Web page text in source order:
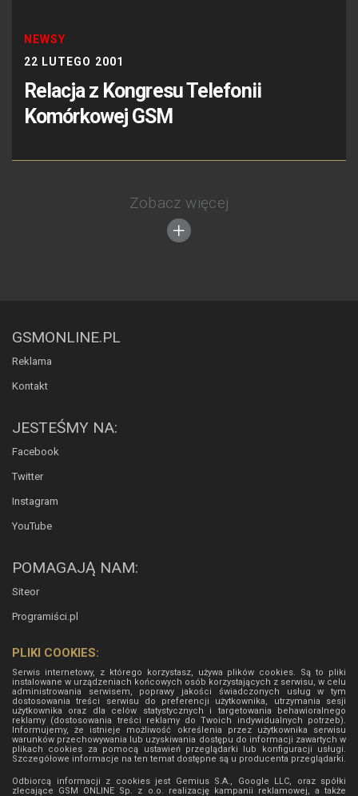
NEWSY
22 LUTEGO 2001
Relacja z Kongresu Telefonii
Komórkowej GSM
Zobacz więcej
GSMONLINE.PL
Reklama
Kontakt
JESTEŚMY NA:
Facebook
Twitter
Instagram
YouTube
POMAGAJĄ NAM:
Siteor
Programiści.pl
PLIKI COOKIES:
Serwis internetowy, z którego korzystasz, używa plików cookies. Są to pliki
instalowane w urządzeniach końcowych osób korzystających z serwisu, w celu
administrowania serwisem, poprawy jakości świadczonych usług w tym
dostosowania treści serwisu do preferencji użytkownika, utrzymania sesji
użytkownika oraz dla celów statystycznych i targetowania behawioralnego
reklamy (dostosowania treści reklamy do Twoich indywidualnych potrzeb).
Informujemy, że istnieje możliwość określenia przez użytkownika serwisu
warunków przechowywania lub uzyskiwania dostępu do informacji zawartych w
plikach cookies za pomocą ustawień przeglądarki lub konfiguracji usługi.
Szczegółowe informacje na ten temat dostępne są u producenta przeglądarki.
Odbiorcą informacji z cookies jest Gemius S.A., Google LLC, oraz spółki
zlecające GSM ONLINE Sp. z o.o. realizację kampanii reklamowej, a także